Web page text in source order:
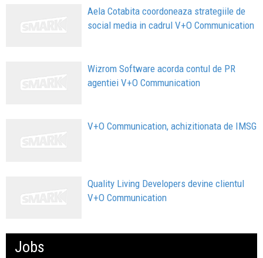
Aela Cotabita coordoneaza strategiile de
social media in cadrul V+O Communication
Wizrom Software acorda contul de PR
agentiei V+O Communication
V+O Communication, achizitionata de IMSG
Quality Living Developers devine clientul
V+O Communication
Jobs